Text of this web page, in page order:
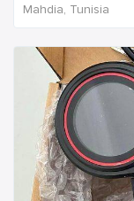
Mahdia, Tunisia